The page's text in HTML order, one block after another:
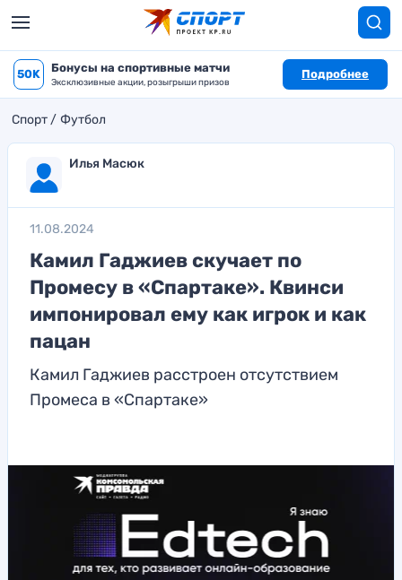
50K Бонусы на спортивные матчи
Эксклюзивные акции, розыгрыши призов
Подробнее
Спорт Футбол
Илья Масюк
11.08.2024
Камил Гаджиев скучает по
Промесу в «Спартаке». Квинси
импонировал ему как игрок и как
пацан
Камил Гаджиев расстроен отсутствием
Промеса в «Спартаке»